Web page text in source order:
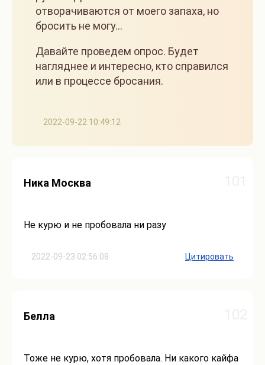
2022-09-22 10:49:12
отворачиваются от моего запаха, но
бросить не могу...
Давайте проведем опрос. Будет
нагляднее и интересно, кто справился
или в процессе бросания.
2022-09-23 02:56:08
Ника Москва
Не курю и не пробовала ни разу
Цитировать
Белла
Тоже не курю, хотя пробовала. Ни какого кайфа